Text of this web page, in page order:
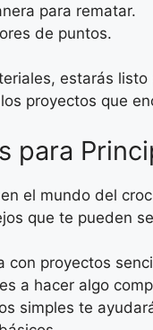
para rematar.
de puntos.
estarás listo
proyectos que
para
el mundo del
que te pueden
con proyectos
a hacer algo
simples te